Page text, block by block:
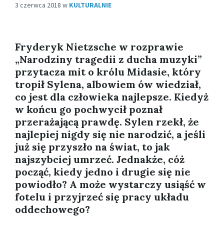
3 czerwca 2018 w KULTURALNIE
Fryderyk Nietzsche w rozprawie
„Narodziny tragedii z ducha muzyki”
przytacza mit o królu Midasie, który
tropił Sylena, albowiem ów wiedział,
co jest dla człowieka najlepsze. Kiedyż
w końcu go pochwycił poznał
przerażającą prawdę. Sylen rzekł, że
najlepiej nigdy się nie narodzić, a jeśli
już się przyszło na świat, to jak
najszybciej umrzeć. Jednakże, cóż
począć, kiedy jedno i drugie się nie
powiodło? A może wystarczy usiąść w
fotelu i przyjrzeć się pracy układu
oddechowego?